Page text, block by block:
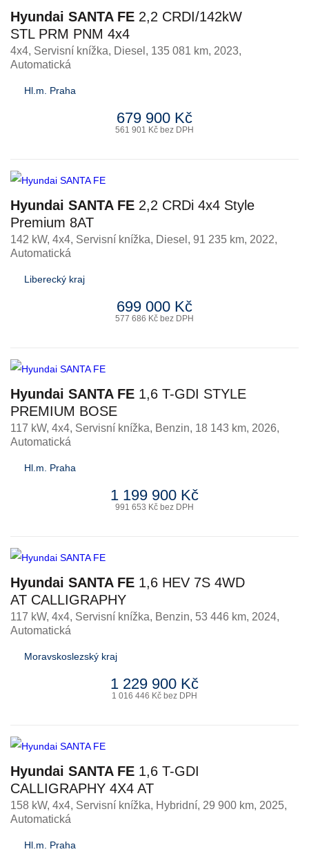
Hyundai SANTA FE 2,2 CRDI/142kW
STL PRM PNM 4x4
4x4, Servisní knížka, Diesel , 135 081 km, 2023,
Automatická
Hl.m. Praha
679 900 Kč
561 901 Kč bez DPH
Hyundai SANTA FE 2,2 CRDi 4x4 Style
Premium 8AT
142 kW, 4x4, Servisní knížka, Diesel , 91 235 km, 2022,
Automatická
Liberecký kraj
699 000 Kč
577 686 Kč bez DPH
Hyundai SANTA FE 1,6 T-GDI STYLE
PREMIUM BOSE
117 kW, 4x4, Servisní knížka, Benzin, 18 143 km, 2026,
Automatická
Hl.m. Praha
1 199 900 Kč
991 653 Kč bez DPH
Hyundai SANTA FE 1,6 HEV 7S 4WD
AT CALLIGRAPHY
117 kW, 4x4, Servisní knížka, Benzin, 53 446 km, 2024,
Automatická
Moravskoslezský kraj
1 229 900 Kč
1 016 446 Kč bez DPH
Hyundai SANTA FE 1,6 T-GDI
CALLIGRAPHY 4X4 AT
158 kW, 4x4, Servisní knížka, Hybridní, 29 900 km, 2025,
Automatická
Hl.m. Praha